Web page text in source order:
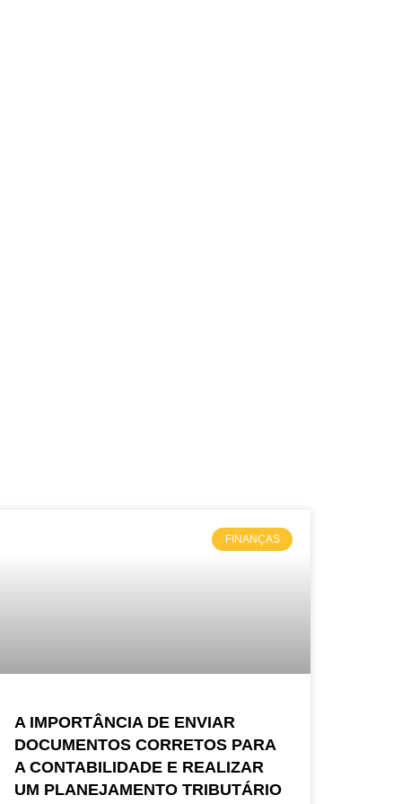
FINANÇAS
A IMPORTÂNCIA DE ENVIAR
DOCUMENTOS CORRETOS PARA
A CONTABILIDADE E REALIZAR
UM PLANEJAMENTO TRIBUTÁRIO